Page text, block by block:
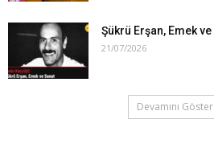
Şükrü Erşan, Emek
21/07/2026
Devamını Göster